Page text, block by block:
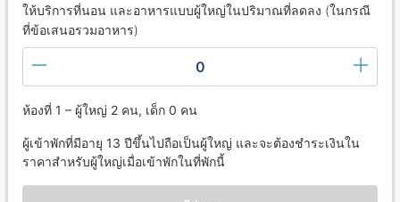
ให้บริการที่นอน และอาหารแบบผู้ใหญ่ในปริมาณที่ลดลง (ในกรณี
ที่ข้อเสนอรวมอาหาร)
0
ห้องที่ 1 – ผู้ใหญ่ 2 คน, เด็ก 0 คน
ผู้เข้าพักที่มีอายุ 13 ปีขึ้นไปถือเป็นผู้ใหญ่ และจะต้องชำระเงินใน
ราคาสำหรับผู้ใหญ่เมื่อเข้าพักในที่พักนี้